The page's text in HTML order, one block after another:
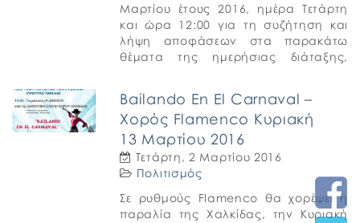
Μαρτίου έτους 2016, ημέρα Τετάρτη
και ώρα 12:00 για τη συζήτηση και
λήψη αποφάσεων στα παρακάτω
θέματα της ημερήσιας διάταξης,
Bailando En El Carnaval –
Χορός Flamenco Κυριακή
13 Μαρτίου 2016
Τετάρτη, 2 Μαρτίου 2016
Πολιτισμός
Σε ρυθμούς Flamenco θα χορέψει η
παραλία της Χαλκίδας, την Κυριακή